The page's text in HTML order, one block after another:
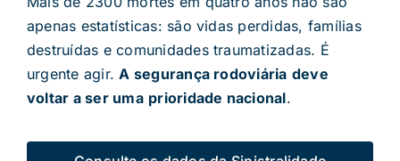
apenas estatísticas: são vidas perdidas, famílias
destruídas e comunidades traumatizadas. É
urgente agir.A segurança rodoviária deve
voltar a ser uma prioridade nacional.